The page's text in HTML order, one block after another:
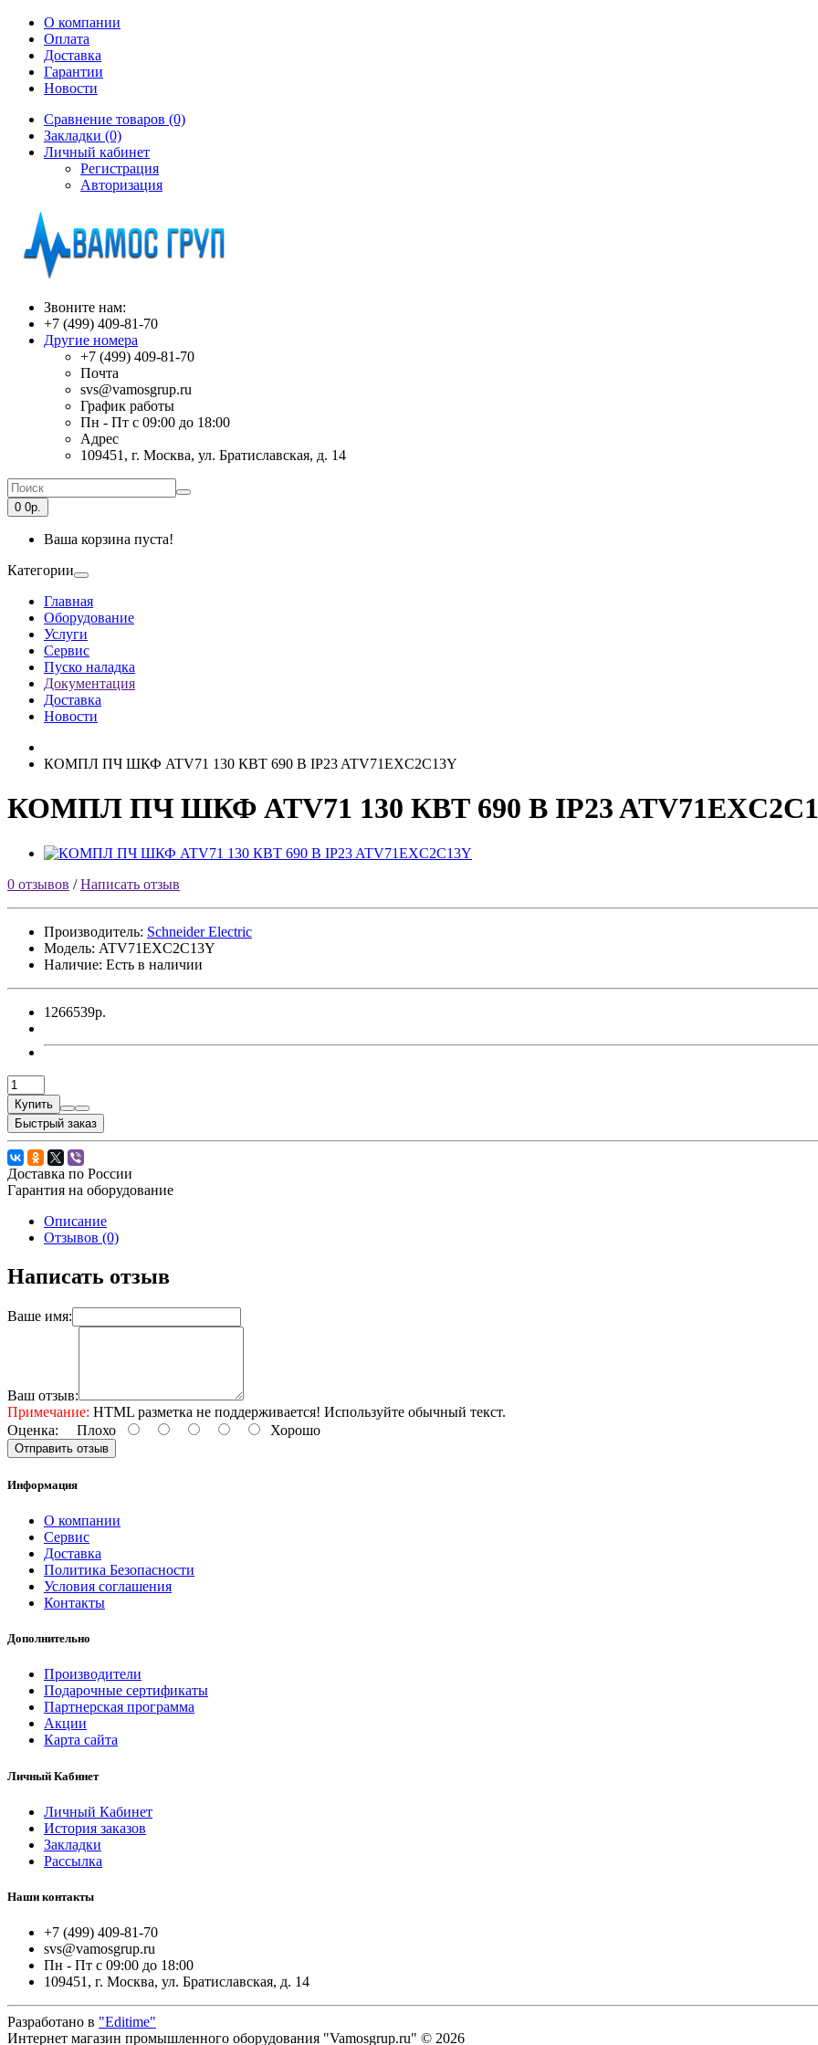
О компании
Оплата
Доставка
Гарантии
Новости
Сравнение товаров (0)
Закладки (0)
Личный кабинет
Регистрация
Авторизация
Звоните нам:
+7 (499) 409-81-70
Другие номера
+7 (499) 409-81-70
Почта
svs@vamosgrup.ru
График работы
Пн - Пт с 09:00 до 18:00
Адрес
109451, г. Москва, ул. Братиславская, д. 14
0 0р.
Ваша корзина пуста!
Категории
Главная
Оборудование
Услуги
Сервис
Пуско наладка
Документация
Доставка
Новости
КОМПЛ ПЧ ШКФ ATV71 130 КВТ 690 В IP23 ATV71EXC2C13Y
КОМПЛ ПЧ ШКФ ATV71 130 КВТ 690 В IP23
0 отзывов /Написать отзыв
Производитель: Sсhneider Electric
Модель: ATV71EXC2C13Y
Наличие: Есть в наличии
1266539р.
Купить
Быстрый заказ
Доставка по России
Гарантия на оборудование
Описание
Отзывов (0)
Написать отзыв
Ваше имя:
Ваш отзыв:
Примечание: HTML разметка не поддерживается! Используйте обычный текст.
Оценка: Плохо Хорошо
Отправить отзыв
Информация
О компании
Сервис
Доставка
Политика Безопасности
Условия соглашения
Контакты
Дополнительно
Производители
Подарочные сертификаты
Партнерская программа
Акции
Карта сайта
Личный Кабинет
Личный Кабинет
История заказов
Закладки
Рассылка
Наши контакты
+7 (499) 409-81-70
svs@vamosgrup.ru
Пн - Пт с 09:00 до 18:00
109451, г. Москва, ул. Братиславская, д. 14
Разработано в "Editime"
Интернет магазин промышленного оборудования "Vamosgrup.ru" © 2026